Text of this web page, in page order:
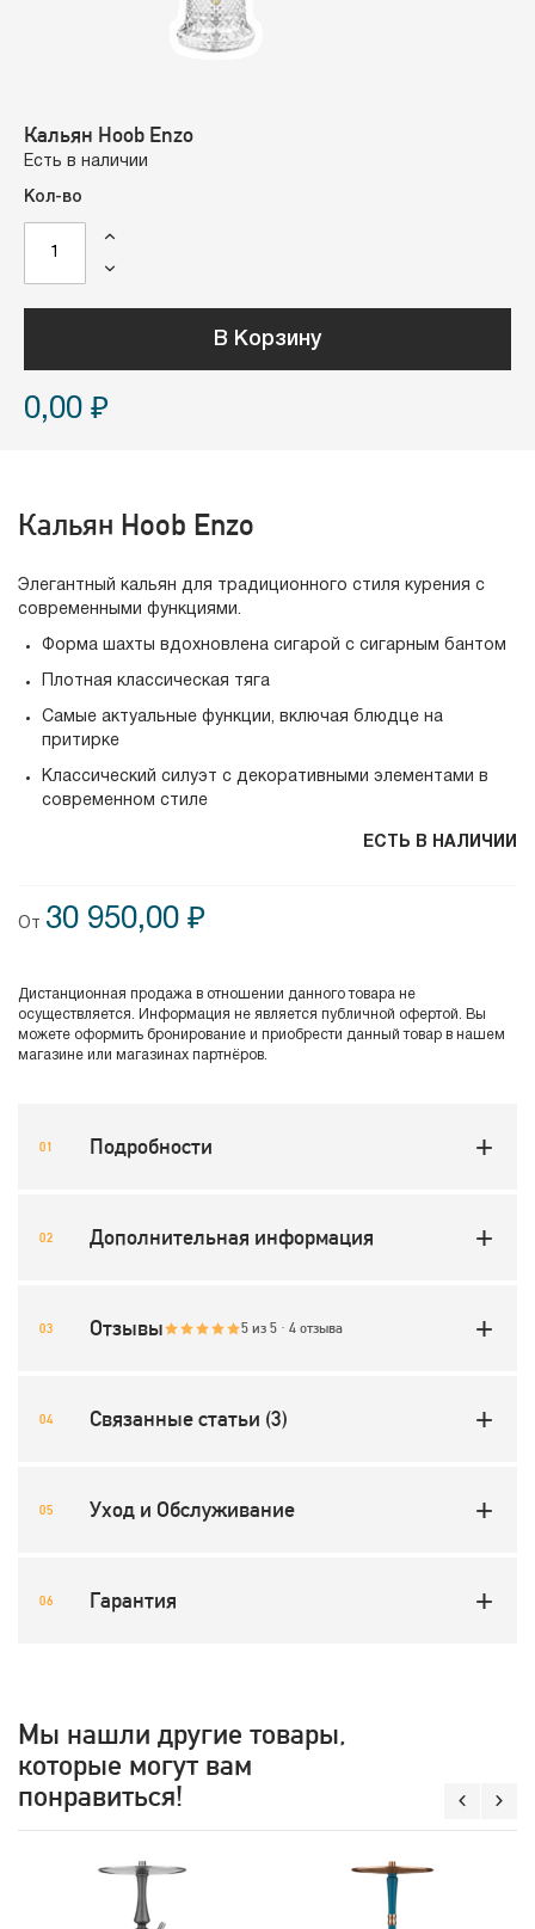
Кальян Hoob Enzo
Элегантный кальян для традиционного стиля курения с
современными функциями.
Форма шахты вдохновлена сигарой с сигарным бантом
Плотная классическая тяга
Самые актуальные функции, включая блюдце на
притирке
Классический силуэт с декоративными элементами в
современном стиле
ЕСТЬ В НАЛИЧИИ
От 30 950,00 ₽
Дистанционная продажа в отношении данного товара не
осуществляется. Информация не является публичной офертой. Вы
можете оформить бронирование и приобрести данный товар в нашем
магазине или магазинах партнёров.
Кальян Hoob Enzo
Есть в наличии
Кол-во
В Корзину
0,00 ₽
Подробности
Дополнительная информация
Отзывы 5 из 5 · 4 отзыва
Связанные статьи (3)
Уход и Обслуживание
Гарантия
Мы нашли другие товары,
которые могут вам
понравиться!